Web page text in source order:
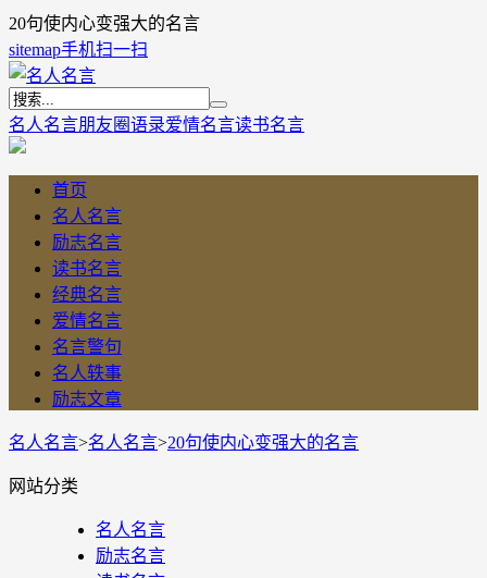
20句使内心变强大的名言
sitemap手机扫一扫
名人名言朋友圈语录爱情名言读书名言
首页
名人名言
励志名言
读书名言
经典名言
爱情名言
名言警句
名人轶事
励志文章
名人名言>名人名言>20句使内心变强大的名言
网站分类
名人名言
励志名言